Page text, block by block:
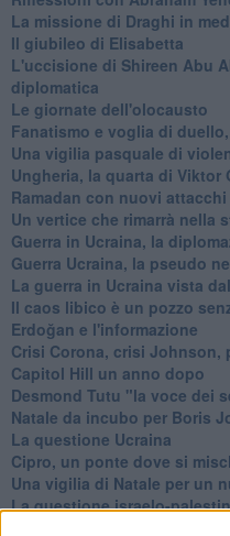
La missione di Draghi in
Il giubileo di Elisabetta
L'uccisione di Shireen Abu
diplomatica
Le giornate dell'olocausto
Fanatismo e voglia di
Una vigilia pasquale di
Ungheria, la quarta di Viktor
Ramadan con nuovi
Un vertice che rimarrà nella
Guerra in Ucraina, la
Guerra Ucraina, la pseudo
La guerra in Ucraina vista
​Il caos libico è un pozzo
Erdoğan e l'informazione
Crisi Corona, crisi Johnson,
Capitol Hill un anno dopo
Desmond Tutu "la voce dei
Natale da incubo per Boris
La questione Ucraina
Cipro, un ponte dove si
Una vigilia di Natale per un
La questione israelo-